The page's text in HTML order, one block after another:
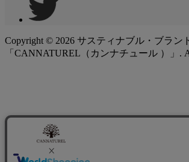
Copyright © 2026 サスティナブル・ブラン
「CANNATUREL（カンナチュール ）」.